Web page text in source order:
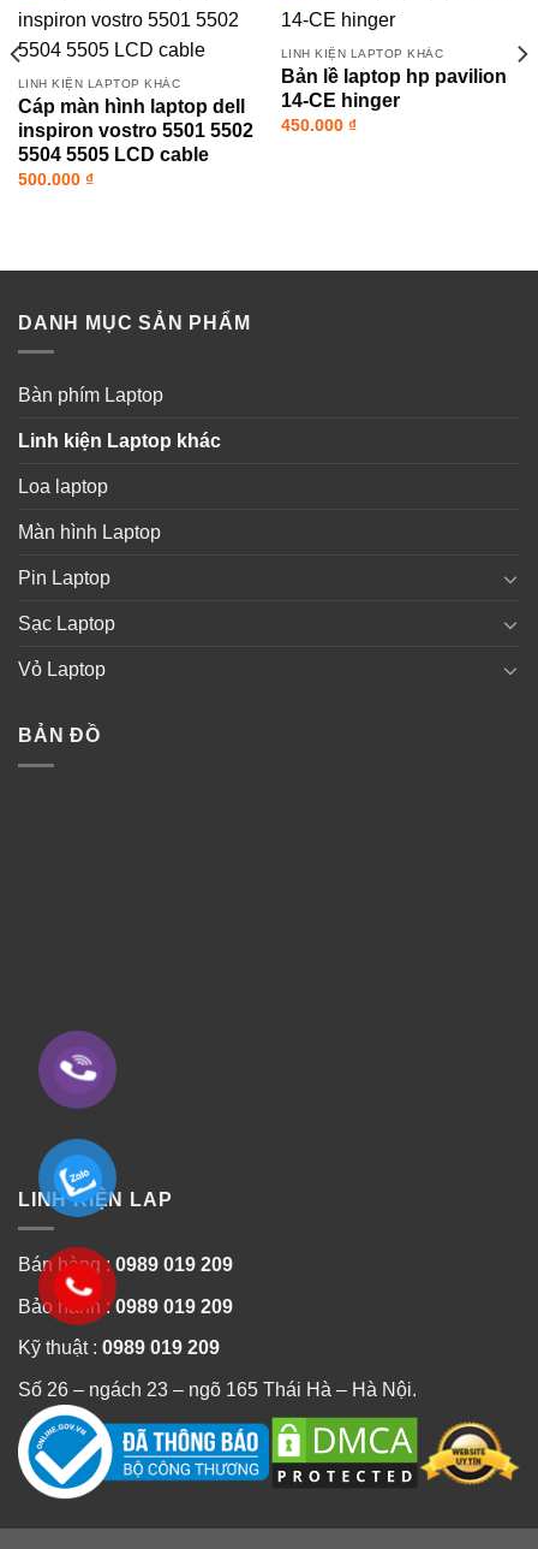
LINH KIỆN LAPTOP KHÁC
Cáp màn hình laptop dell
inspiron vostro 5501 5502
5504 5505 LCD cable
500.000 ₫
LINH KIỆN LAPTOP KHÁC
Bản lề laptop hp pavilion
14-CE hinger
450.000 ₫
DANH MỤC SẢN PHẨM
Bàn phím Laptop
Linh kiện Laptop khác
Loa laptop
Màn hình Laptop
Pin Laptop
Sạc Laptop
Vỏ Laptop
BẢN ĐỒ
LINH KIỆN LAP
Bán hàng :0989 019 209
Bảo hành :0989 019 209
Kỹ thuật : 0989 019 209
Số 26 – ngách 23 – ngõ 165 Thái Hà – Hà Nội.